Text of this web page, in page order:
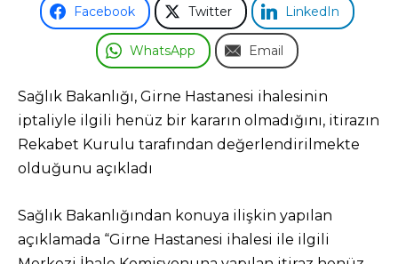
Facebook Twitter LinkedIn
WhatsApp Email
Sağlık Bakanlığı, Girne Hastanesi ihalesinin
iptaliyle ilgili henüz bir kararın olmadığını, itirazın
Rekabet Kurulu tarafından değerlendirilmekte
olduğunu açıkladı
Sağlık Bakanlığından konuya ilişkin yapılan
açıklamada “Girne Hastanesi ihalesi ile ilgili